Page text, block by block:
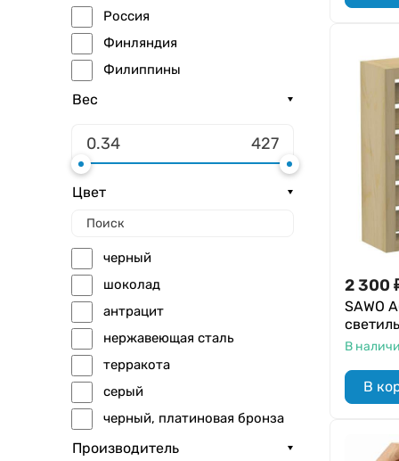
Россия
Финляндия
Филиппины
Вес
Цвет
черный
шоколад
антрацит
нержавеющая сталь
терракота
серый
черный, платиновая бронза
черная бронза
Производитель
2 300
SAWO
В
В